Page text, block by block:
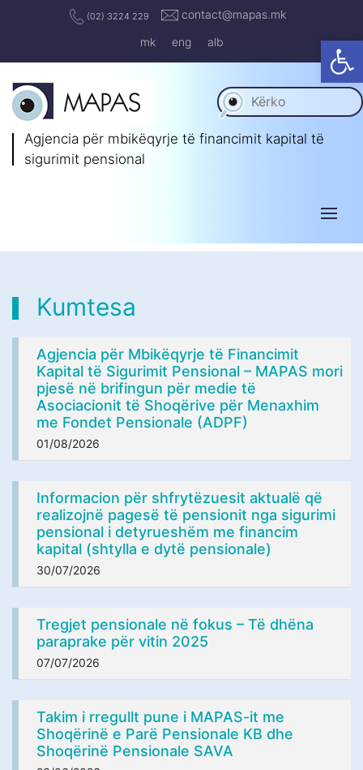
(02) 3224 229
contact@mapas.mk
mk
eng alb
Agjencia për mbikëqyrje të financimit kapital të
sigurimit pensional
Kumtesa
Agjencia për Mbikëqyrje të Financimit
Kapital të Sigurimit Pensional – MAPAS mori
pjesë në brifingun për medie të
Asociacionit të Shoqërive për Menaxhim
me Fondet Pensionale (ADPF)
01/08/2026
Informacion për shfrytëzuesit aktualë që
realizojnë pagesë të pensionit nga sigurimi
pensional i detyrueshëm me financim
kapital (shtylla e dytë pensionale)
30/07/2026
Tregjet pensionale në fokus – Të dhëna
paraprake për vitin 2025
07/07/2026
Takim i rregullt pune i MAPAS-it me
Shoqërinë e Parë Pensionale KB dhe
Shoqërinë Pensionale SAVA